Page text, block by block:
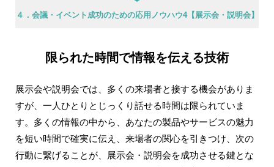
４．会議・イベント成功のための応用ノウハウ4【展示会・説明会】
限られた時間で情報を伝える技術
展示会や説明会では、多くの来場者と接する機会がありま
すが、一人ひとりとじっくり話せる時間は限られていま
す。多くの情報の中から、あなたの製品やサービスの魅力
を短い時間で確実に伝え、来場者の関心を引きつけ、次の
行動に繋げることが、展示会・説明会を成功させる鍵とな